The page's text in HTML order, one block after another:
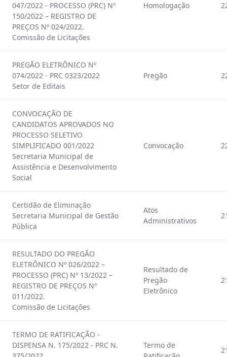
047/2022 - PROCESSO (PRC) Nº
150/2022 – REGISTRO DE
PREÇOS Nº 024/2022.
Comissão de Licitações
Homologação
PREGÃO ELETRÔNICO Nº
074/2022 - PRC 0323/2022
Setor de Editais
Pregão
CONVOCAÇÃO DE
CANDIDATOS APROVADOS NO
PROCESSO SELETIVO
SIMPLIFICADO 001/2022
Secretaria Municipal de
Assistência e Desenvolvimento
Social
Convocação
Certidão de Eliminação
Secretaria Municipal de Gestão
Pública
Atos
Administrativos
RESULTADO DO PREGÃO
ELETRÔNICO Nº 026/2022 –
PROCESSO (PRC) Nº 13/2022 –
REGISTRO DE PREÇOS Nº
011/2022.
Comissão de Licitações
Resultado de
Pregão
Eletrônico
TERMO DE RATIFICAÇÃO -
DISPENSA N. 175/2022 - PRC N.
Termo de